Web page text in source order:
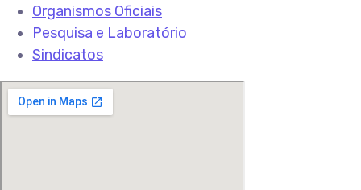
Organismos Oficiais
Pesquisa e Laboratório
Sindicatos